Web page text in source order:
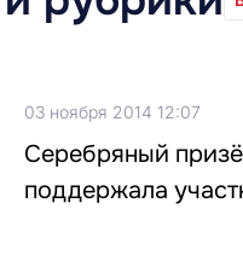
03 ноября 2014 12:07
Серебряный
поддержала